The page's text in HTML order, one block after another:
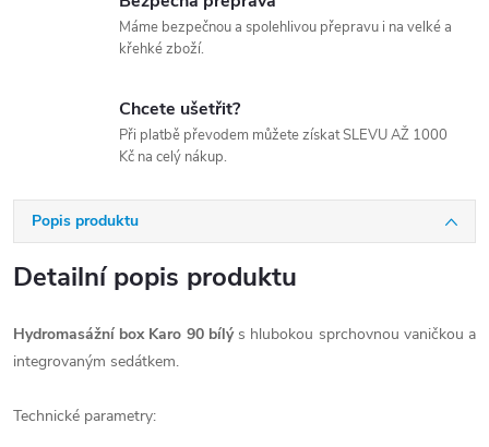
Máme bezpečnou a spolehlivou přepravu i na velké a
křehké zboží.
Chcete ušetřit?
Při platbě převodem můžete získat SLEVU AŽ 1000
Kč na celý nákup.
Popis produktu
Detailní popis produktu
Hydromasážní box Karo 90 bílýs hlubokou sprchovnou vaničkou a
integrovaným sedátkem.
Technické parametry: